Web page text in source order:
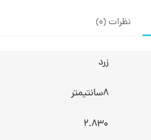
نظرات (0)
زرد
8سانتیمتر
2.830